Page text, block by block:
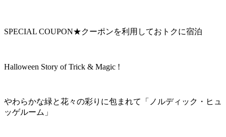
SPECIAL COUPON★クーポンを利用しておトクに宿泊
Halloween Story of Trick & Magic !
やわらかな緑と花々の彩りに包まれて「ノルディック・ヒュ
ッゲルーム」